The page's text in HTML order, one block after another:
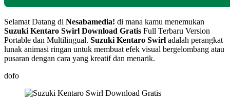
Selamat Datang di Nesabamedia! di mana kamu menemukan
Suzuki Kentaro Swirl Download Gratis Full Terbaru Version
Portable dan Multilingual. Suzuki Kentaro Swirl adalah perangkat
lunak animasi ringan untuk membuat efek visual bergelombang atau
pusaran dengan cara yang kreatif dan menarik.
dofo